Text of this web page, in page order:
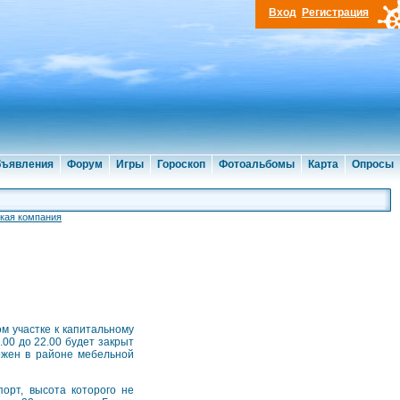
Форум Игры Гороскоп Фотоальбомы Карта Опросы
Вход Регистрация
компания
участке к капитальному
до 22.00 будет закрыт
в районе мебельной
высота которого не